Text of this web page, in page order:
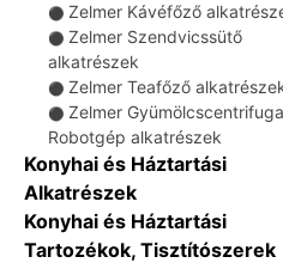
⚫ Zelmer Kávéfőző
⚫ Zelmer Szendvicssütő
alkatrészek
⚫ Zelmer Teafőző
⚫ Zelmer
Robotgép alkatrészek
Konyhai és Háztartási
Alkatrészek
Konyhai és Háztartási
Tartozékok, Tisztítószerek